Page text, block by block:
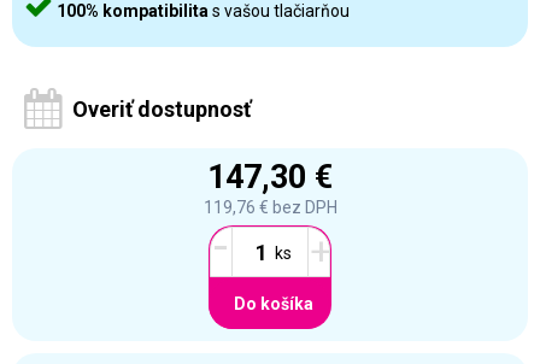
100% kompatibilita s vašou tlačiarňou
Overiť dostupnosť
147,30 €
119,76 € bez DPH
- +
Do košíka